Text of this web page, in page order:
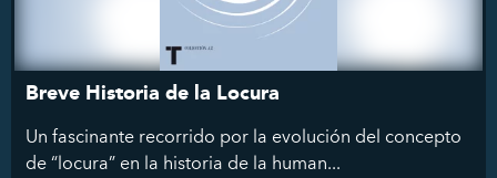
Breve Historia de la Locura
Un fascinante recorrido por la evolución del concepto
de “locura” en la historia de la human...